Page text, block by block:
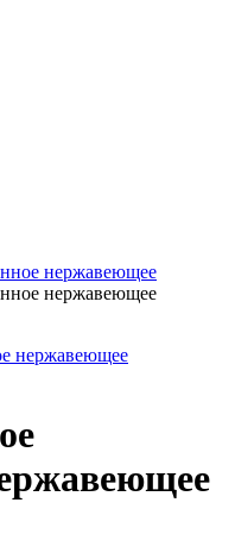
нержавеющее
нержавеющее